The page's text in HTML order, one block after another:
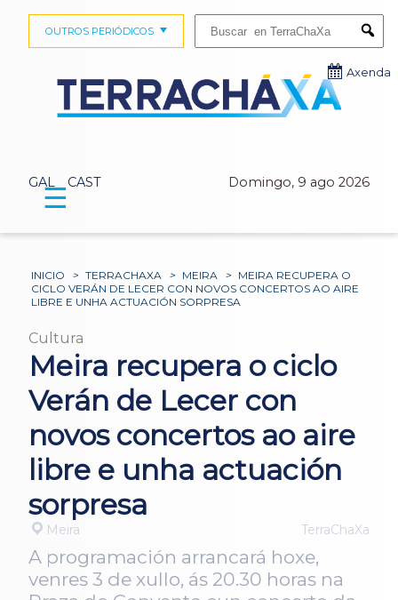
GAL CAST Domingo, 9 ago 2026
OUTROS PERIÓDICOS
Axenda
☰
INICIO > TERRACHAXA > MEIRA > MEIRA RECUPERA O
CICLO VERÁN DE LECER CON NOVOS CONCERTOS AO AIRE
LIBRE E UNHA ACTUACIÓN SORPRESA
Cultura
Meira recupera o ciclo
Verán de Lecer con
novos concertos ao aire
libre e unha actuación
sorpresa
Meira TerraChaXa
A programación arrancará hoxe,
venres 3 de xullo, ás 20.30 horas na